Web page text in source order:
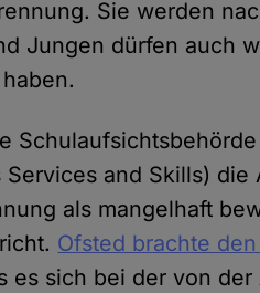
Sie werden
Jungen dürfen auch
and Skills) die
als mangelhaft
Ofsted brachte
es sich bei der von